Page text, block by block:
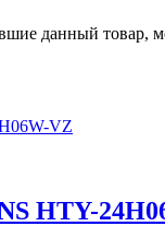
данный товар,
HTY-